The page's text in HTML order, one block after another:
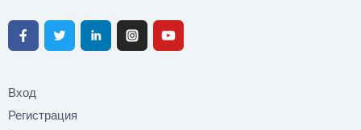
Вход
Регистрация